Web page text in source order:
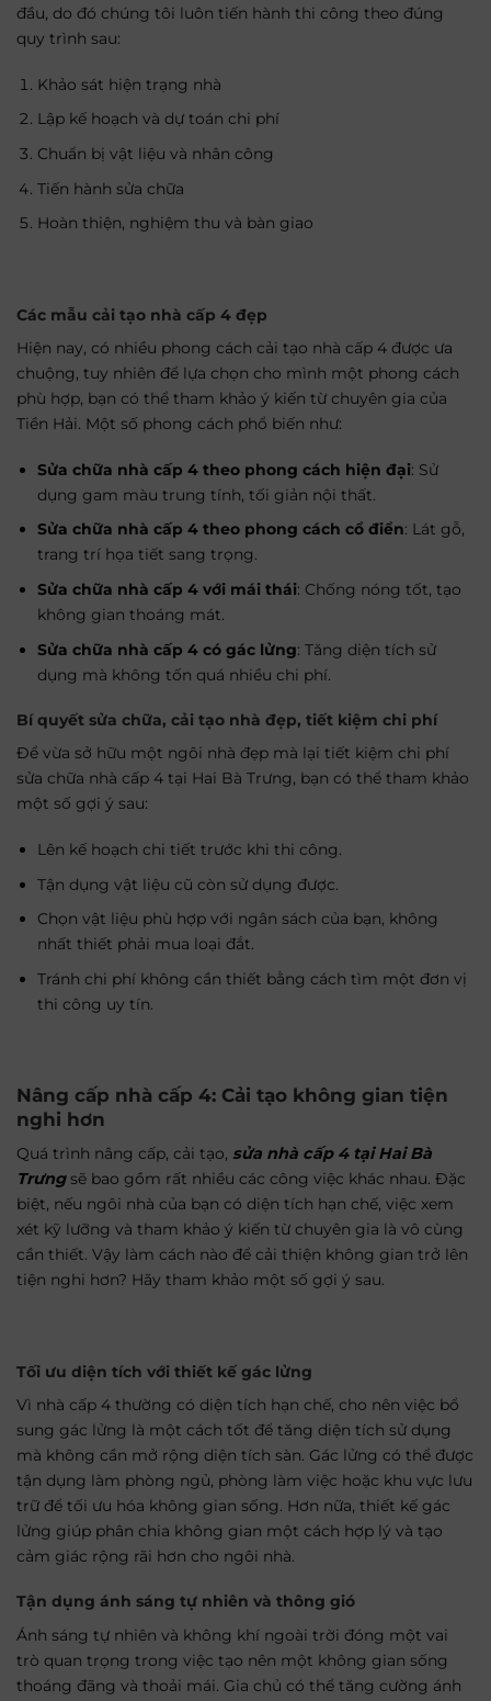
đầu, do đó chúng tôi luôn tiến hành thi công theo đúng
quy trình sau:
Khảo sát hiện trạng nhà
Lập kế hoạch và dự toán chi phí
Chuẩn bị vật liệu và nhân công
Tiến hành sửa chữa
Hoàn thiện, nghiệm thu và bàn giao
Các mẫu cải tạo nhà cấp 4 đẹp
Hiện nay, có nhiều phong cách cải tạo nhà cấp 4 được ưa
chuộng, tuy nhiên để lựa chọn cho mình một phong cách
phù hợp, bạn có thể tham khảo ý kiến từ chuyên gia của
Tiền Hải. Một số phong cách phổ biến như:
Sửa chữa nhà cấp 4 theo phong cách hiện đại: Sử
dụng gam màu trung tính, tối giản nội thất.
Sửa chữa nhà cấp 4 theo phong cách cổ điển: Lát gỗ,
trang trí họa tiết sang trọng.
Sửa chữa nhà cấp 4 với mái thái: Chống nóng tốt, tạo
không gian thoáng mát.
Sửa chữa nhà cấp 4 có gác lửng: Tăng diện tích sử
dụng mà không tốn quá nhiều chi phí.
Bí quyết sửa chữa, cải tạo nhà đẹp, tiết kiệm chi phí
Để vừa sở hữu một ngôi nhà đẹp mà lại tiết kiệm chi phí
sửa chữa nhà cấp 4 tại Hai Bà Trưng, bạn có thể tham khảo
một số gợi ý sau:
Lên kế hoạch chi tiết trước khi thi công.
Tận dụng vật liệu cũ còn sử dụng được.
Chọn vật liệu phù hợp với ngân sách của bạn, không
nhất thiết phải mua loại đắt.
Tránh chi phí không cần thiết bằng cách tìm một đơn vị
thi công uy tín.
Nâng cấp nhà cấp 4: Cải tạo không gian tiện
nghi hơn
Quá trình nâng cấp, cải tạo, sửa nhà cấp 4 tại Hai Bà
Trưngsẽ bao gồm rất nhiều các công việc khác nhau. Đặc
biệt, nếu ngôi nhà của bạn có diện tích hạn chế, việc xem
xét kỹ lưỡng và tham khảo ý kiến từ chuyên gia là vô cùng
cần thiết. Vậy làm cách nào để cải thiện không gian trở lên
tiện nghi hơn? Hãy tham khảo một số gợi ý sau.
Tối ưu diện tích với thiết kế gác lửng
Vì nhà cấp 4 thường có diện tích hạn chế, cho nên việc bổ
sung gác lửng là một cách tốt để tăng diện tích sử dụng
mà không cần mở rộng diện tích sàn. Gác lửng có thể được
tận dụng làm phòng ngủ, phòng làm việc hoặc khu vực lưu
trữ để tối ưu hóa không gian sống. Hơn nữa, thiết kế gác
lửng giúp phân chia không gian một cách hợp lý và tạo
cảm giác rộng rãi hơn cho ngôi nhà.
Tận dụng ánh sáng tự nhiên và thông gió
Ánh sáng tự nhiên và không khí ngoài trời đóng một vai
trò quan trọng trong việc tạo nên một không gian sống
thoáng đãng và thoải mái. Gia chủ có thể tăng cường ánh